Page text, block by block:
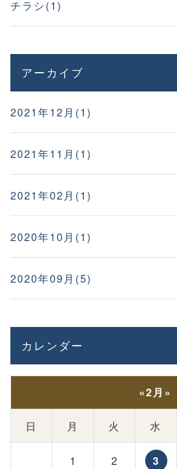
チラシ(1)
アーカイブ
2021年12月(1)
2021年11月(1)
2021年02月(1)
2020年10月(1)
2020年09月(5)
カレンダー
«2月 »
日 月 火 水
1 2 3